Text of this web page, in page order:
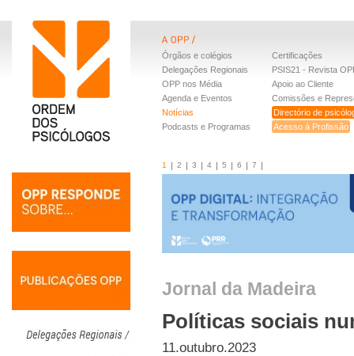
Órgãos e colégios
Delegações Regionais
OPP nos Média
Agenda e Eventos
Notícias
Podcasts e Programas
Certificações
PSIS21 - Revista
Apoio ao Cliente
Comissões e
Directório de
Acesso à Profissão
1 2 3 4 5 6 7
Jornal da Madeira
Políticas sociais
11.outubro.2023